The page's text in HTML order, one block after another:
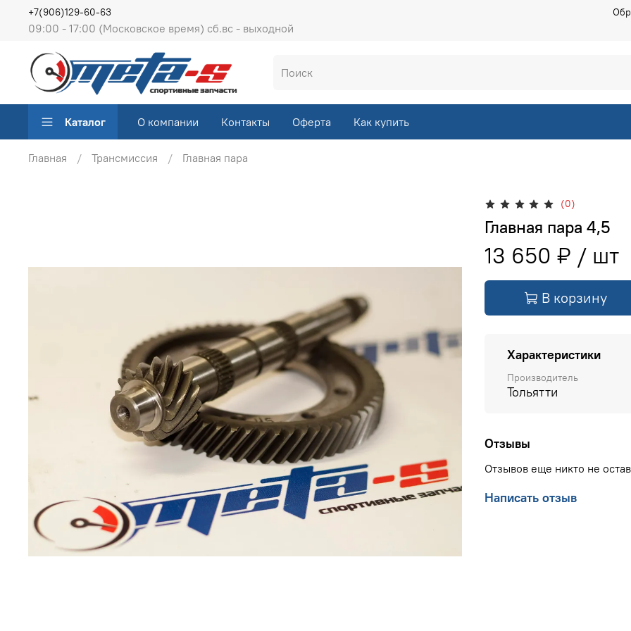
09:00 - 17:00 (Московское время) сб.вс - выходной
+7(906)129-60-63
Каталог О компании Контакты Оферта Как купить
Главная Трансмиссия Главная пара
(0)
Главная пара 4,5
13 650 ₽
В корзину
Характеристики
Производитель
Тольятти
Отзывы
Отзывов еще никто не
Написать отзыв